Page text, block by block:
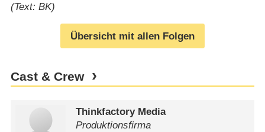
(Text: BK)
Übersicht mit allen Folgen
Cast & Crew
Thinkfactory Media
Produktionsfirma